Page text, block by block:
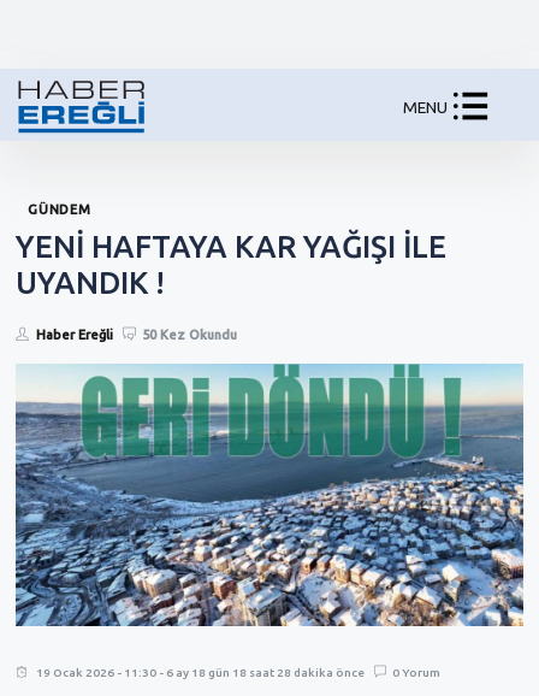
MENU
GÜNDEM
YENİ HAFTAYA KAR YAĞIŞI İLE
UYANDIK !
Haber Ereğli 50 Kez Okundu
19 Ocak 2026 - 11:30 - 6 ay 18 gün 18 saat 28 dakika önce 0 Yorum